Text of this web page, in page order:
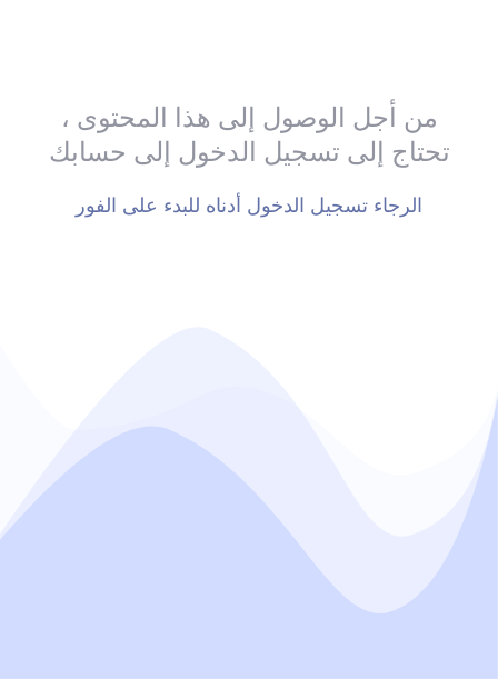
من أجل الوصول إلى هذا المحتوى ،
تحتاج إلى تسجيل الدخول إلى حسابك
الرجاء تسجيل الدخول أدناه للبدء على الفور